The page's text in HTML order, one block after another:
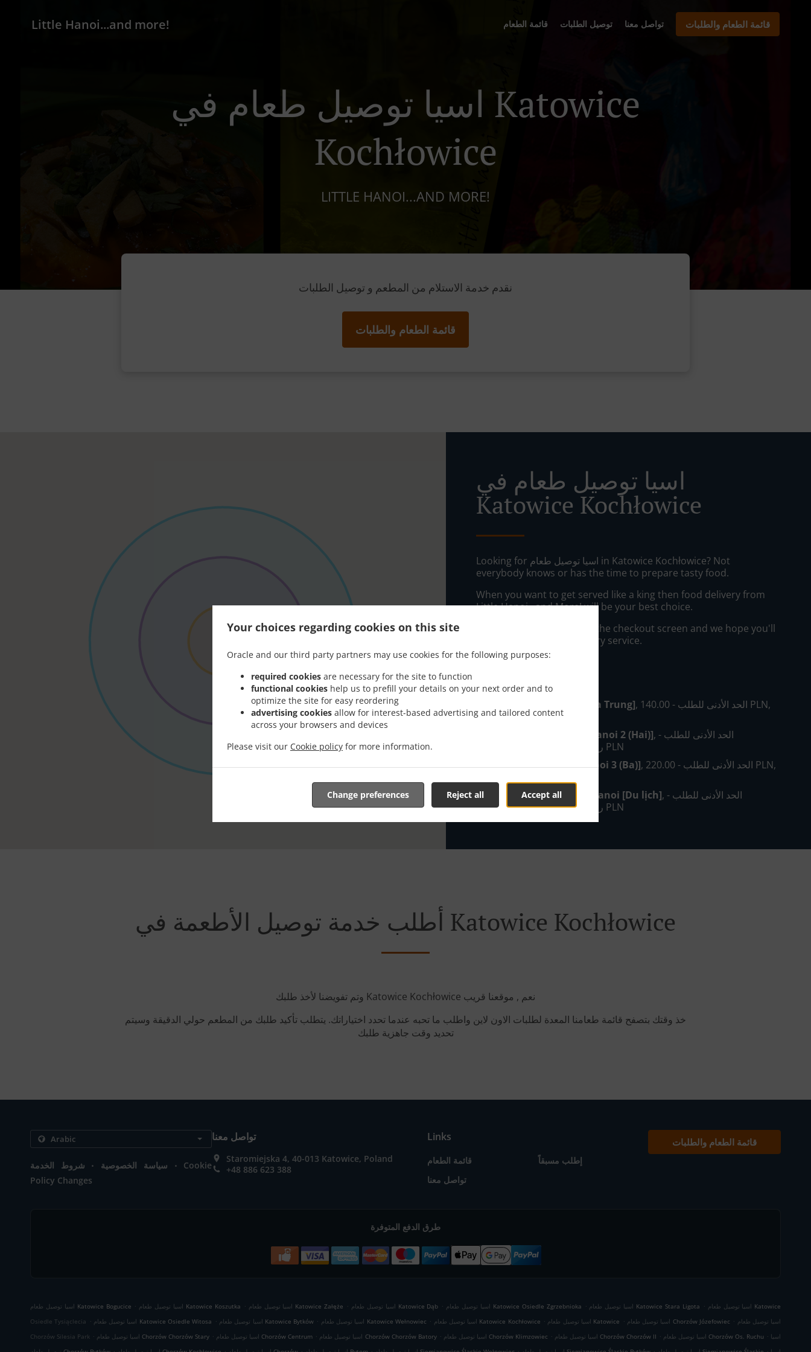
Your choices regarding cookies on this site
Oracle and our third party partners may use cookies for the following purposes:
required cookies are necessary for the site to function
functional cookies help us to prefill your details on your next order and to
optimize the site for easy reordering
advertising cookies allow for interest-based advertising and tailored content
across your browsers and devices
Please visit our Cookie policy for more information.
Accept all
Reject all
Change preferences
Little Hanoi...and more! قائمة الطعام توصيل الطلبات تواصل معنا قائمة الطعام والطلبات
اسيا توصيل طعام في Katowice
Kochłowice
LITTLE HANOI...AND MORE!
نقدم خدمة الاستلام من المطعم و توصيل الطلبات
قائمة الطعام والطلبات
اسيا توصيل طعام في
Katowice Kochłowice
Looking for اسيا توصيل طعام in Katowice Kochłowice? Not
everybody knows or has the time to prepare tasty food.
When you want to get served like a king then food delivery from
Little Hanoi...and More! will be your best choice.
Simply select "Delivery" at the checkout screen and we hope you'll
appreciate our food delivery service.
1. Blisko Hanoi [Hai Ba Trung], الحد الأدنى للطلب - ‏140.00 PLN,
رسوم - ‏28.00 PLN
2. Daleko od Hanoi [Hanoi 2 (Hai)], الحد الأدنى للطلب -
‏180.00 PLN, رسوم - ‏38.00 PLN
3. Dalej od Hanoi [Hanoi 3 (Ba)], الحد الأدنى للطلب - ‏220.00 PLN,
3. Bardzo Daleko od Hanoi [Du lịch], الحد الأدنى للطلب -
‏220.00 PLN, رسوم - ‏88.00 PLN
أطلب خدمة توصيل الأطعمة في Katowice Kochłowice
وتم تفويضنا لأخذ طلبك Katowice Kochłowice نعم , موقعنا قريب
خذ وقتك بتصفح قائمة طعامنا المعدة لطلبات الاون لاين واطلب ما تحبه عندما تحدد اختياراتك. يتطلب تأكيد طلبك من المطعم حولي الدقيقة وسيتم
تحديد وقت جاهزية طلبك
سياسة الخصوصية . شروط الخدمة .
Cookie
Policy Changes
تواصل معنا
Staromiejska 4, 40-013 Katowice, Poland
+48 886 623 388
Links
قائمة الطعام
إطلب مسبقاً
تواصل معنا
قائمة الطعام والطلبات
طرق الدفع المتوفرة
اسيا توصيل طعام Katowice Bogucice . اسيا توصيل طعام Katowice Koszutka . اسيا توصيل طعام Katowice Załęże . اسيا توصيل طعام Katowice Dąb . اسيا توصيل طعام Katowice Osiedle Zgrzebnioka . اسيا توصيل طعام Katowice Stara Ligota . اسيا توصيل طعام Katowice
Osiedle Tysiąclecia . اسيا توصيل طعام Katowice Osiedle Witosa . اسيا توصيل طعام Katowice Bytków . اسيا توصيل طعام Katowice Wełnowiec . اسيا توصيل طعام Katowice Kochłowice . اسيا توصيل طعام Katowice . اسيا توصيل طعام Chorzów Józefowiec . اسيا توصيل طعام
Chorzów Silesia Park . اسيا توصيل طعام Chorzów Chorzów Stary . اسيا توصيل طعام Chorzów Centrum . اسيا توصيل طعام Chorzów Chorzów Batory . اسيا توصيل طعام Chorzów Klimzowiec . اسيا توصيل طعام Chorzów Chorzów II . اسيا توصيل طعام Chorzów Os. Ruchu . اسيا
. . . . . . .